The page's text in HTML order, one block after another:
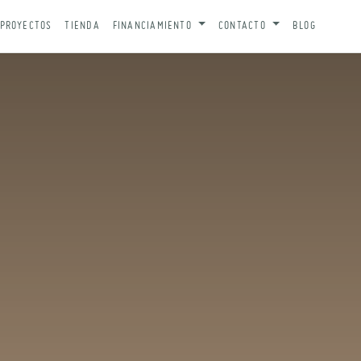
PROYECTOS TIENDA FINANCIAMIENTO CONTACTO BLOG